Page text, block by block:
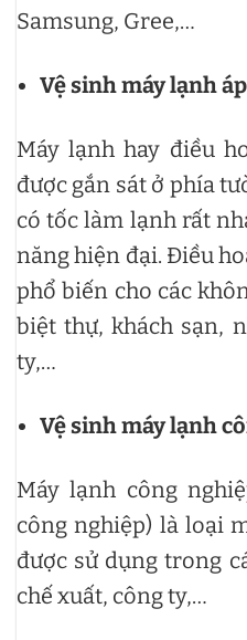
Samsung, Gree,…
Vệ sinh máy lạnh
Máy lạnh hay điều
được gắn sát ở phía
có tốc làm lạnh rất
năng hiện đại. Điều
phổ biến cho các
biệt thự, khách sạn,
ty,…
Vệ sinh máy lạnh
Máy lạnh công
công nghiệp) là loại
được sử dụng trong
chế xuất, công ty,…